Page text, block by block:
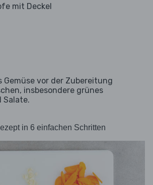
mit Deckel
Gemüse vor der Zubereitung
insbesondere grünes
Salate.
in 6 einfachen Schritten